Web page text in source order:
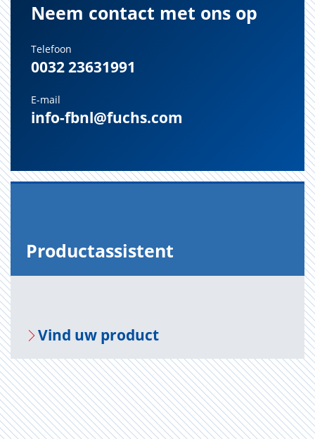
Neem contact met ons op
Telefoon
0032 23631991
E-mail
info-fbnl@fuchs.com
Pro­duct­as­sis­tent
Vind uw pro­duct